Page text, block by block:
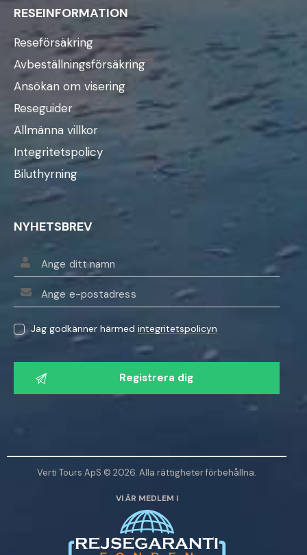
RESEINFORMATION
Reseförsäkring
Avbeställningsförsäkring
Ansökan om visering
Reseguider
Allmänna villkor
Integritetspolicy
Biluthyrning
NYHETSBREV
Jag godkänner härmedintegritetspolicyn
V
n
Verti Tours ApS © 2026. Alla rättigheter förbehållna.
VI ÄR MEDLEM I